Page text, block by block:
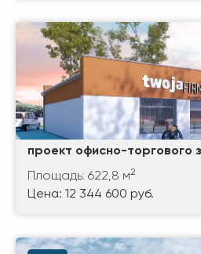
проект офисно-торгового
Площадь: 622,8 м2
Цена: 12 344 600 руб.